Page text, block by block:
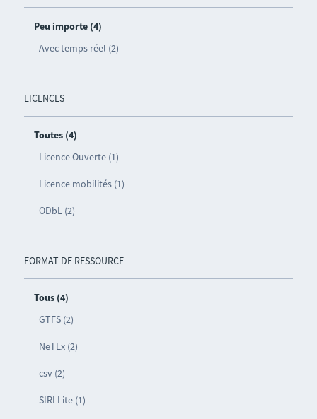
Peu importe (4)
Avec temps réel (2)
LICENCES
Toutes (4)
Licence Ouverte (1)
Licence mobilités (1)
ODbL (2)
FORMAT DE RESSOURCE
Tous (4)
GTFS (2)
NeTEx (2)
csv (2)
SIRI Lite (1)